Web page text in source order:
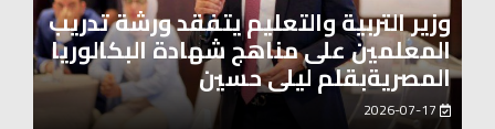
وزير التربية والتعليم يتفقد ورشة تدريب
المعلمين على مناهج شهادة البكالوريا
المصريةبقلم ليلى حسين